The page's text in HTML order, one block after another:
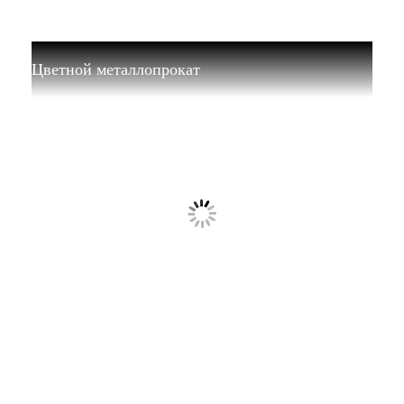
Цветной металлопрокат